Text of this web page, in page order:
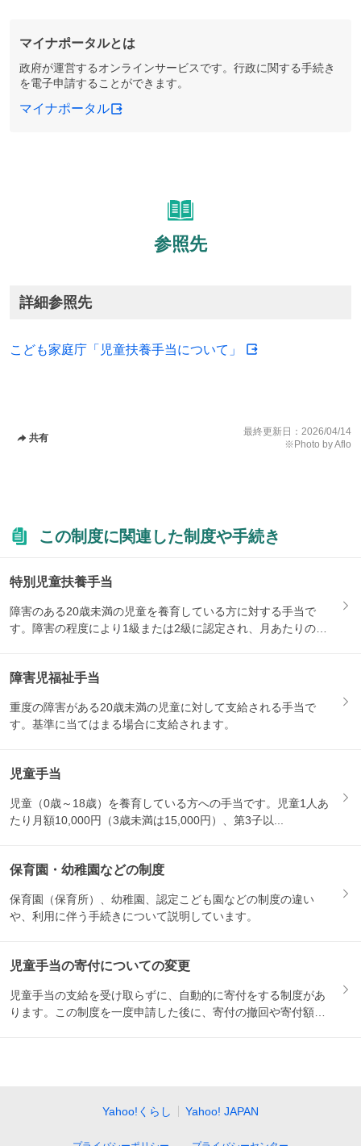
マイナポータルとは
政府が運営するオンラインサービスです。行政に関する手続き
を電子申請することができます。
マイナポータル
参照先
詳細参照先
こども家庭庁「児童扶養手当について」
共有
最終更新日： 2026/04/14
※Photo by Aflo
この制度に関連した制度や手続き
特別児童扶養手当
障害のある20歳未満の児童を養育している方に対する手当で
す。障害の程度により1級または2級に認定され、月あたりの支
障害児福祉手当
重度の障害がある20歳未満の児童に対して支給される手当で
す。基準に当てはまる場合に支給されます。
児童手当
児童（0歳～18歳）を養育している方への手当です。児童1人あ
たり月額10,000円（3歳未満は15,000円）、第3子以...
保育園・幼稚園などの制度
保育園（保育所）、幼稚園、認定こども園などの制度の違い
や、利用に伴う手続きについて説明しています。
児童手当の寄付についての変更
児童手当の支給を受け取らずに、自動的に寄付をする制度があ
ります。この制度を一度申請した後に、寄付の撤回や寄付額の
Yahoo!くらし Yahoo! JAPAN